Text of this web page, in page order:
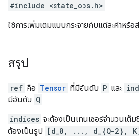
#include <state_ops.h>
ใช้การเพิ่มเติมแบบกระจายกับแต่ละค่าหรือ
สรุป
ref คือ Tensor ที่มีอันดับ P และ
มีอันดับ Q
indices จะต้องเป็นเทนเซอร์จำนวนเต็
ต้องเป็นรูป [d_0, ..., d_{Q-2},